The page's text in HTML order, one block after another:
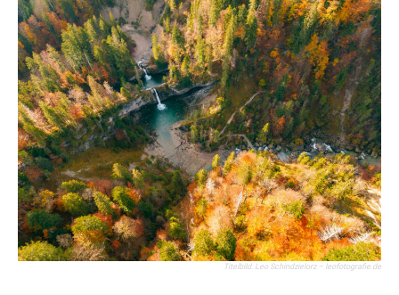
Titelbild: Leo Schindzielorz – leofotografie.de